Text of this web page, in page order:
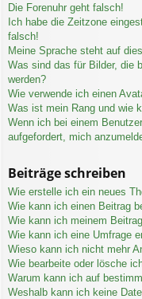
Die Forenuhr geht falsch!
Ich habe die Zeitzone
falsch!
Meine Sprache steht auf
Was sind das für Bilder, die
werden?
Wie verwende ich einen
Was ist mein Rang und wie
Wenn ich bei einem
aufgefordert, mich
Beiträge schreiben
Wie erstelle ich ein neues
Wie kann ich einen Beitrag
Wie kann ich meinem
Wie kann ich eine Umfrage
Wieso kann ich nicht mehr
Wie bearbeite oder lösche
Warum kann ich auf
Weshalb kann ich keine